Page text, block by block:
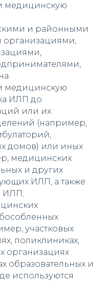
медицинскую
и районными
организациями,
медицинскую
ИЛП до
или их
(например,
домов) или иных
медицинских
и других
ИЛП, а также
ИЛП;
участковых
поликлиниках,
организациях
образовательных и
используются